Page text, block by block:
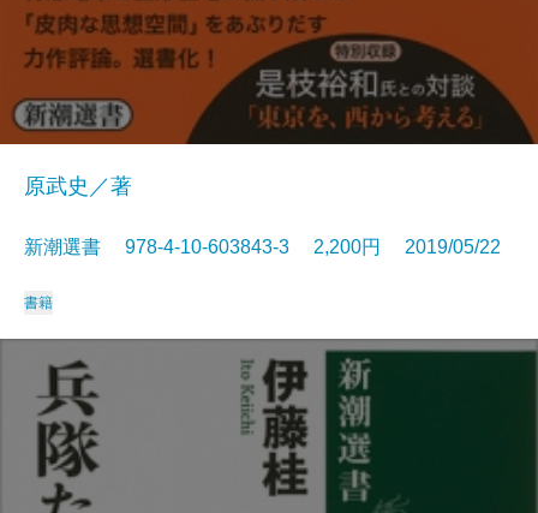
原武史／著
新潮選書 978-4-10-603843-3 2,200円 2019/05/22
書籍